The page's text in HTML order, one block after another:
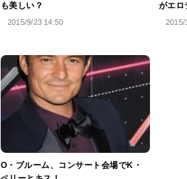
も美しい？
2015/9/23 14:50
がエロ
2015/
O・ブルーム、コンサート会場でK・